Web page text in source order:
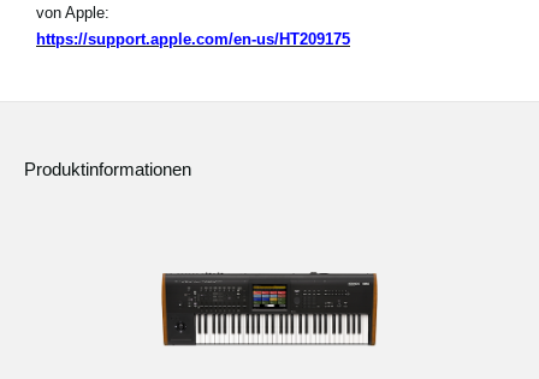
von Apple:
https://support.apple.com/en-us/HT209175
Produktinformationen